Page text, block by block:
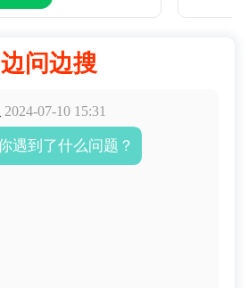
问边搜
2024-07-10 15:31
遇到了什么问题？